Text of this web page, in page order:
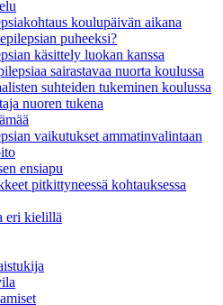
koulupäivän aikana
puheeksi?
käsittely luokan kanssa
sairastavaa nuorta koulussa
suhteiden tukeminen koulussa
nuoren tukena
vaikutukset ammatinvalintaan
ensiapu
pitkittyneessä kohtauksessa
eri kielillä